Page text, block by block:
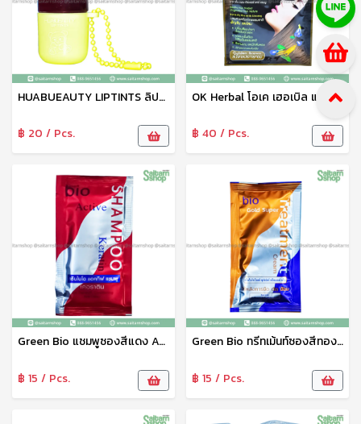
HUABUEAUTY LIPTINTS ลิปทินท์ ลิปสติก ลิปทินท์เคลือบริมฝีปาก คละสี
฿ 20 / Pcs.
OK Herbal โอเค เฮอเบิล แชมพูปิดผมขาว แชมพูสระดำ แชมพูเปลี่ยนสีผม (สีน้ำตาลประกายทอง) 30 มล.
฿ 40 / Pcs.
Green Bio แชมพูซองสีแดง Active Shampoo Keratin เคราติน
฿ 15 / Pcs.
Green Bio ทรีทเม้นท์ซองสีทอง Green bio Gold Super Treatment Cream
฿ 15 / Pcs.